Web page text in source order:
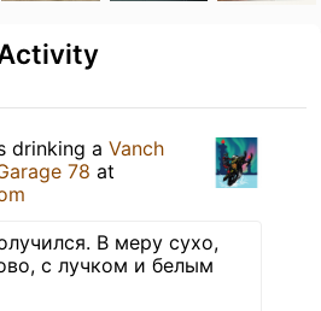
drinking a Vanch
78 at
В меру сухо,
с лучком и белым